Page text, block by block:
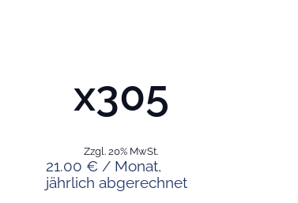
x305
21.00 € / Monat,
jährlich abgerechnet
Zzgl. 20% MwSt.